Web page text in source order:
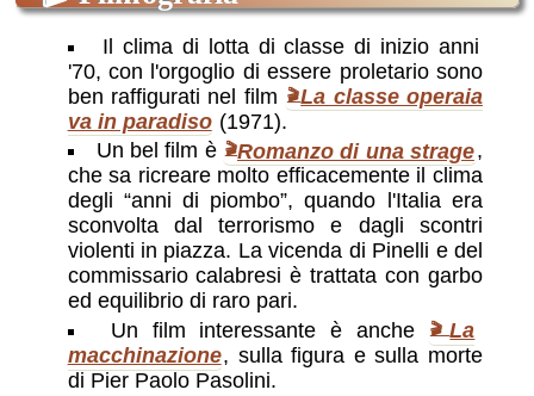
Il clima di lotta di classe di inizio anni
'70, con l'orgoglio di essere proletario sono
ben raffigurati nel film
La classe operaia
va in paradiso (1971).
Un bel film è
Romanzo di una strage,
che sa ricreare molto efficacemente il clima
degli “anni di piombo”, quando l'Italia era
sconvolta dal terrorismo e dagli scontri
violenti in piazza. La vicenda di Pinelli e del
commissario calabresi è trattata con garbo
ed equilibrio di raro pari.
Un film interessante è anche
La
macchinazione, sulla figura e sulla morte
di Pier Paolo Pasolini.